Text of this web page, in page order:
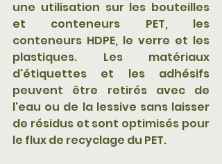
une utilisation sur les bouteilles
et conteneurs PET, les
conteneurs HDPE, le verre et les
plastiques. Les matériaux
d'étiquettes et les adhésifs
peuvent être retirés avec de
l'eau ou de la lessive sans laisser
de résidus et sont optimisés pour
le flux de recyclage du PET.